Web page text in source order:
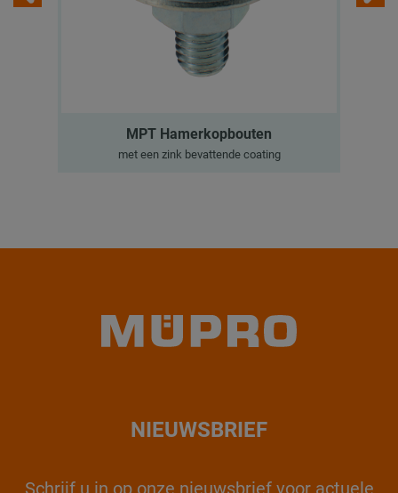
MPT Hamerkopbouten
met een zink bevattende coating
NIEUWSBRIEF